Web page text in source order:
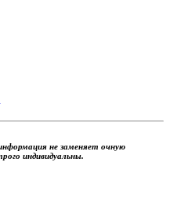
не заменяет очную
индивидуальны.